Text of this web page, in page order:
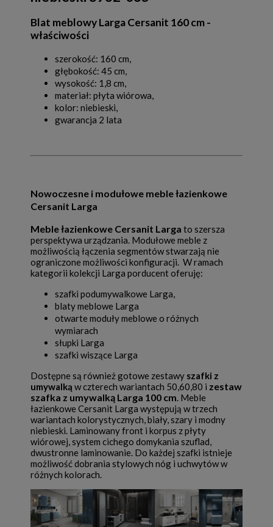
Blat meblowy Larga Cersanit 160 cm -
właściwości
szerokość: 160 cm,
głębokość: 45 cm,
wysokość: 1,8 cm,
materiał: płyta wiórowa,
kolor: niebieski,
gwarancja 2 lata
Nowoczesne i modułowe meble łazienkowe
Cersanit Larga
Meble łazienkowe Cersanit Larga to szersza
perspektywa urządzania. Modułowe meble z
możliwością łączenia segmentów stwarzają nie
ograniczone możliwości konfiguracji. W ramach
kategorii kolekcji Larga porducent oferuję:
szafki podumywalkowe Larga,
blaty meblowe Larga
otwarte moduły meblowe o różnych
wymiarach
słupki Larga
szafki wiszące Larga
Dostępne są również gotowe zestawy szafki z
umywalką w czterech wariantach 50,60,80 i zestaw
szafka z umywalką Larga 100 cm. Meble
łazienkowe Cersanit Larga występują w trzech
wariantach kolorystycznych, biały, szary i modny
niebieski. Laminowany front i korpus z płyty
wiórowej, system cichego domykania szuflad,
dwustronne laminowanie. Do każdej szafki istnieje
możliwość dobrania stylowych nóg i uchwytów w
różnych kolorach.